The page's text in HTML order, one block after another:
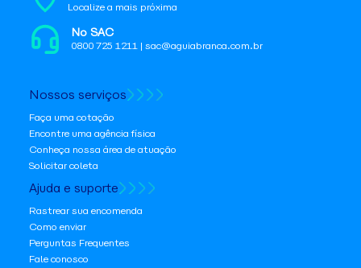
Localize a mais próxima
No SAC
0800 725 1211 | sac@aguiabranca.com.br
Nossos serviços
Faça uma cotação
Encontre uma agência física
Conheça nossa área de atuação
Solicitar coleta
Ajuda e suporte
Rastrear sua encomenda
Como enviar
Perguntas Frequentes
Fale conosco